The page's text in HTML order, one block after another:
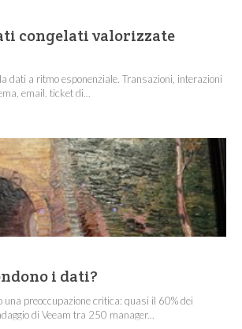
congelati valorizzate
dati a ritmo esponenziale. Transazioni, interazioni
email, ticket di...
i dati?
una preoccupazione critica: quasi il 60% dei
di Veeam tra 250 manager...